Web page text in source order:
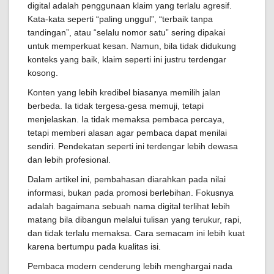
digital adalah penggunaan klaim yang terlalu agresif.
Kata-kata seperti “paling unggul”, “terbaik tanpa
tandingan”, atau “selalu nomor satu” sering dipakai
untuk memperkuat kesan. Namun, bila tidak didukung
konteks yang baik, klaim seperti ini justru terdengar
kosong.
Konten yang lebih kredibel biasanya memilih jalan
berbeda. Ia tidak tergesa-gesa memuji, tetapi
menjelaskan. Ia tidak memaksa pembaca percaya,
tetapi memberi alasan agar pembaca dapat menilai
sendiri. Pendekatan seperti ini terdengar lebih dewasa
dan lebih profesional.
Dalam artikel ini, pembahasan diarahkan pada nilai
informasi, bukan pada promosi berlebihan. Fokusnya
adalah bagaimana sebuah nama digital terlihat lebih
matang bila dibangun melalui tulisan yang terukur, rapi,
dan tidak terlalu memaksa. Cara semacam ini lebih kuat
karena bertumpu pada kualitas isi.
Pembaca modern cenderung lebih menghargai nada